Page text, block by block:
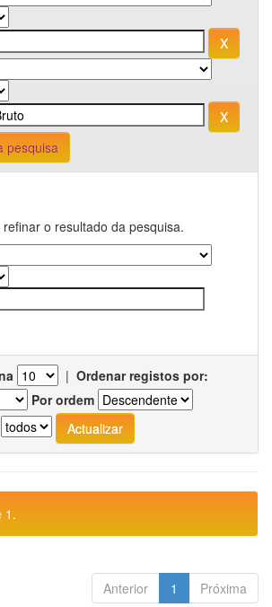
pesquisa
o resultado da pesquisa.
| Ordenar registos por:
Por ordem
1.
Anterior 1 Próxima